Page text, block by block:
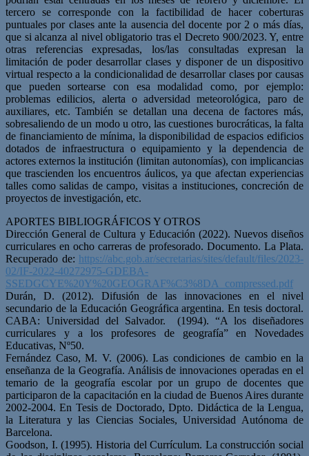
tercero se corresponde con la factibilidad de hacer coberturas
puntuales por clases ante la ausencia del docente por 2 o más días,
que si alcanza al nivel obligatorio tras el Decreto 900/2023. Y, entre
otras referencias expresadas, los/las consultadas expresan la
limitación de poder desarrollar clases y disponer de un dispositivo
virtual respecto a la condicionalidad de desarrollar clases por causas
que pueden sortearse con esa modalidad como, por ejemplo:
problemas edilicios, alerta o adversidad meteorológica, paro de
auxiliares, etc. También se detallan una decena de factores más,
sobresaliendo de un modo u otro, las cuestiones burocráticas, la falta
de financiamiento de mínima, la disponibilidad de espacios edificios
dotados de infraestructura o equipamiento y la dependencia de
actores externos la institución (limitan autonomías), con implicancias
que trascienden los encuentros áulicos, ya que afectan experiencias
talles como salidas de campo, visitas a instituciones, concreción de
proyectos de investigación, etc.
APORTES BIBLIOGRÁFICOS Y OTROS
Dirección General de Cultura y Educación (2022). Nuevos diseños
curriculares en ocho carreras de profesorado. Documento. La Plata.
Recuperado de: https://abc.gob.ar/secretarias/sites/default/files/2023-
02/IF-2022-40272975-GDEBA-
SSEDGCYE%20Y%20GEOGRAF%C3%8DA_compressed.pdf
Durán, D. (2012). Difusión de las innovaciones en el nivel
secundario de la Educación Geográfica argentina. En tesis doctoral.
CABA: Universidad del Salvador. (1994). “A los diseñadores
curriculares y a los profesores de geografía” en Novedades
Educativas, Nº50.
Fernández Caso, M. V. (2006). Las condiciones de cambio en la
enseñanza de la Geografía. Análisis de innovaciones operadas en el
temario de la geografía escolar por un grupo de docentes que
participaron de la capacitación en la ciudad de Buenos Aires durante
2002-2004. En Tesis de Doctorado, Dpto. Didáctica de la Lengua,
la Literatura y las Ciencias Sociales, Universidad Autónoma de
Barcelona.
Goodson, I. (1995). Historia del Currículum. La construcción social